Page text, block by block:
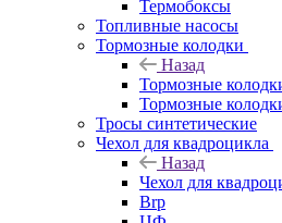
Термобоксы
Топливные насосы
Тормозные колодки
Назад
Тормозные
Тормозные
Тросы синтетические
Чехол для квадроцикла
Назад
Чехол для
Brp